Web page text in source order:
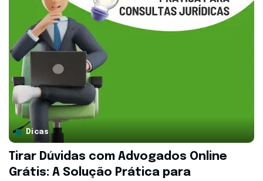
Dicas
Tirar Dúvidas com Advogados Online
Grátis: A Solução Prática para